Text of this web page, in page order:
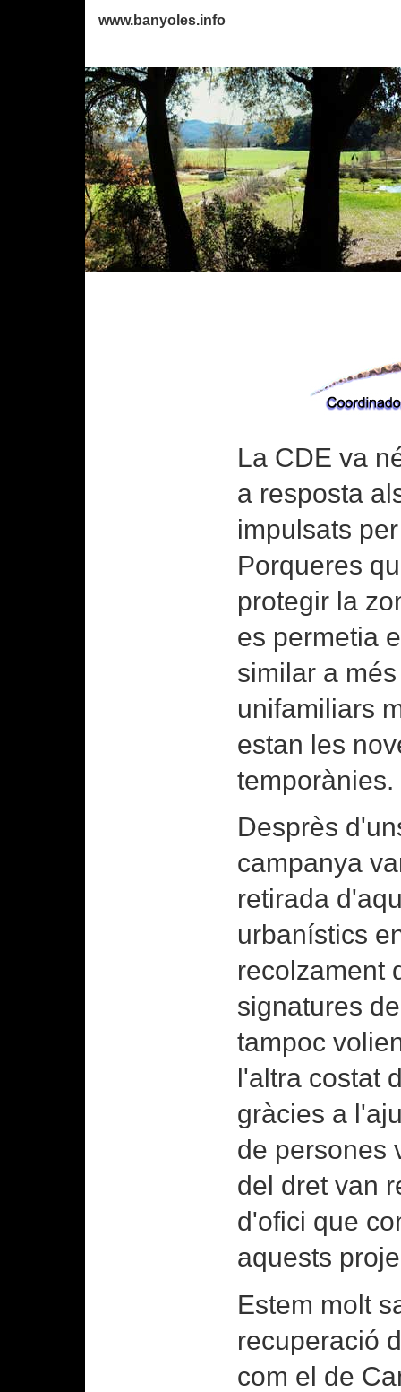
www.banyoles.info
La CDE va
a resposta
impulsats
Porqueres
protegir la
es permetia
similar a
unifamiliars
estan les
temporànies.
Desprès
campanya
retirada
urbanístics
recolzament
signatures
tampoc
l'altra costat
gràcies a
de persones
del dret van
d'ofici que
aquests
Estem molt
recuperació
com el de